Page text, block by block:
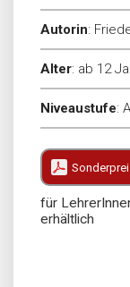
Autorin:
Alter: ab 12
Niveaustufe:
für
erhältlich